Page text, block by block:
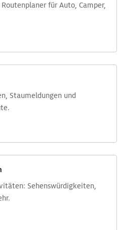
für Auto, Camper,
Stau­meldungen und
Sehens­würdig­keiten,